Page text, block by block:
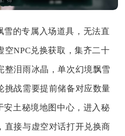
雪的专属入场道具，无法直
空NPC兑换获取，集齐二十
整泪雨冰晶，单次幻境飘雪
挑战需要提前储备对应数量
安土秘境地图中心，进入秘
直接与虚空对话打开兑换商